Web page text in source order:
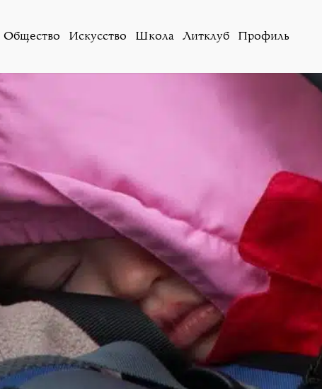
Общество Искусство Школа Литклуб Профиль
проза, переводы Марины Охримовской, придуманные